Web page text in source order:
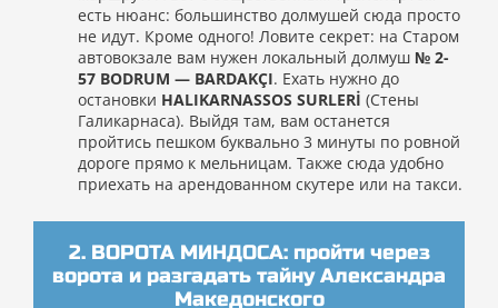
есть нюанс: большинство долмушей сюда просто
не идут. Кроме одного! Ловите секрет: на Старом
автовокзале вам нужен локальный долмуш № 2-
57 BODRUM — BARDAKÇI. Ехать нужно до
остановки HALIKARNASSOS SURLERİ (Стены
Галикарнаса). Выйдя там, вам останется
пройтись пешком буквально 3 минуты по ровной
дороге прямо к мельницам. Также сюда удобно
приехать на арендованном скутере или на такси.
2. ВОРОТА МИНДОСА: пройти через
ворота и разгадать тайну Александра
Македонского